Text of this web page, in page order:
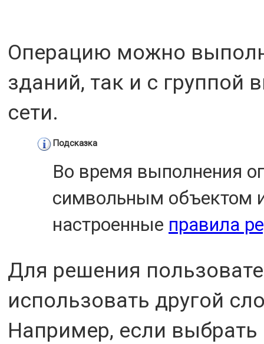
Операцию можно
зданий, так и с группой
сети.
Подсказка
Во время выполнения
символьным объектом
настроенные правила
Для решения
использовать другой
Например, если выбрать